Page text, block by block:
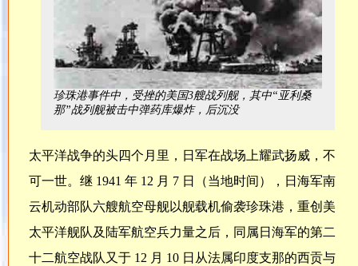
珍珠港事件中，受挫的美国3艘战列舰，其中“亚利桑
那”战列舰被击中弹药库爆炸，后沉没
太平洋战争的头四个月里，日军在战场上耀武扬威，不
可一世。继 1941 年 12 月 7 日（当地时间），日海军南
云机动部队六艘航空母舰以舰载机偷袭珍珠港，重创美
太平洋舰队及陆军航空兵力量之后，同属日海军的第二
十二航空战队又于 12 月 10 日从法属印度支那的西贡与